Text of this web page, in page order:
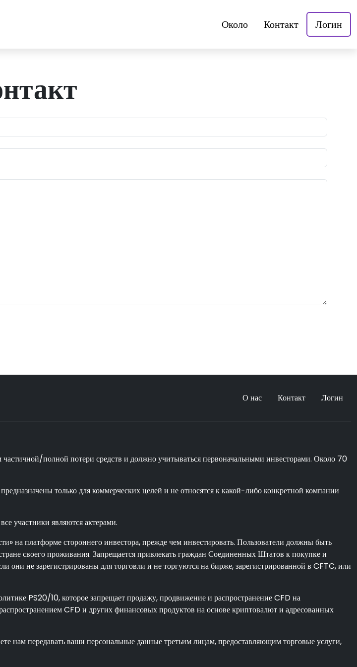
Около Контакт Логин
О нас Контакт Логин
полной потери средств и должно учитываться первоначальными инвесторами. Около 70
только для коммерческих целей и не относятся к какой-либо конкретной компании
участники являются актерами.
на платформе стороннего инвестора, прежде чем инвестировать. Пользователи должны быть
своего проживания. Запрещается привлекать граждан Соединенных Штатов к покупке и
не зарегистрированы для торговли и не торгуются на бирже, зарегистрированной в CFTC, или
PS20/10, которое запрещает продажу, продвижение и распространение CFD на
CFD и других финансовых продуктов на основе криптовалют и адресованных
нам передавать ваши персональные данные третьим лицам, предоставляющим торговые услуги,